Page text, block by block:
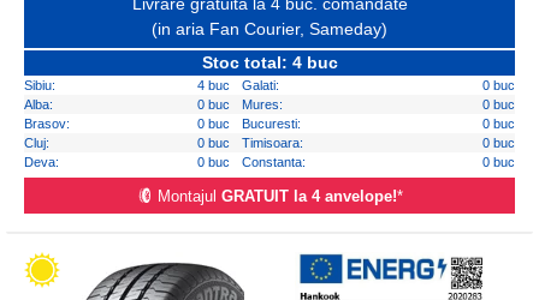
(in aria Fan Courier, Sameday)
Stoc total: 4 buc
Sibiu: 4 buc Galati:
0 buc
Alba:
0 buc Mures:
0 buc
Brasov:
0 buc Bucuresti:
0 buc
Cluj:
0 buc Timisoara:
0 buc
Deva:
0 buc Constanta: 0 buc
Montajul GRATUIT la 4 anvelope!*